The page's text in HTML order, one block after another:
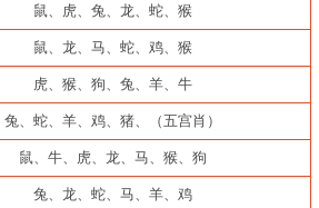
鼠、虎、兔、龙、蛇、猴
鼠、龙、马、蛇、鸡、猴
虎、猴、狗、兔、羊、牛
兔、蛇、羊、鸡、猪、（五宫肖）
鼠、牛、虎、龙、马、猴、狗
兔、龙、蛇、马、羊、鸡